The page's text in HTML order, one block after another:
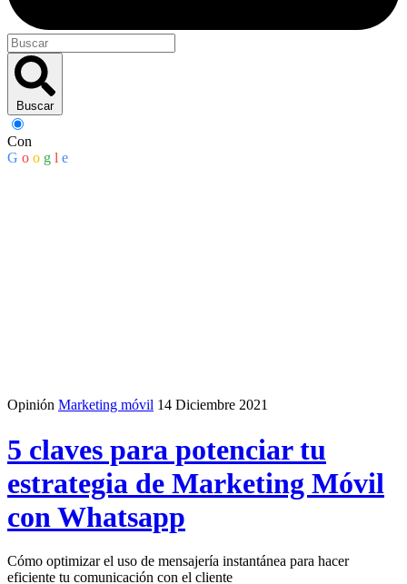
Buscar
Con
G o o g l e
Opinión Marketing móvil 14 Diciembre 2021
5 claves para potenciar tu
estrategia de Marketing Móvil
con Whatsapp
Cómo optimizar el uso de mensajería instantánea para hacer
eficiente tu comunicación con el cliente